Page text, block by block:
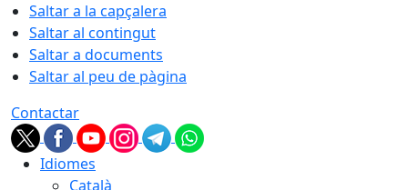
Saltar a la capçalera
Saltar al contingut
Saltar a documents
Saltar al peu de pàgina
Contactar
Idiomes
Català